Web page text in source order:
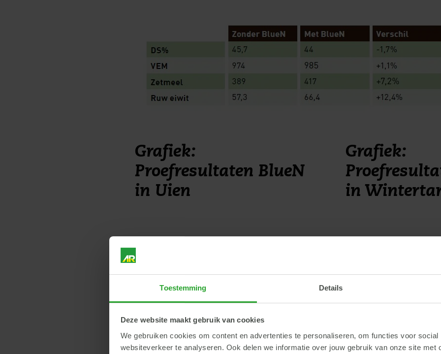
Toestemming Details
Deze website maakt gebruik van cookies
We gebruiken cookies om content en advertenties te personaliseren, om functies voor
websiteverkeer te analyseren. Ook delen we informatie over jouw gebruik van onze site met
Grafiek:
Proefresultaten BlueN
in Uien
Grafiek:
in